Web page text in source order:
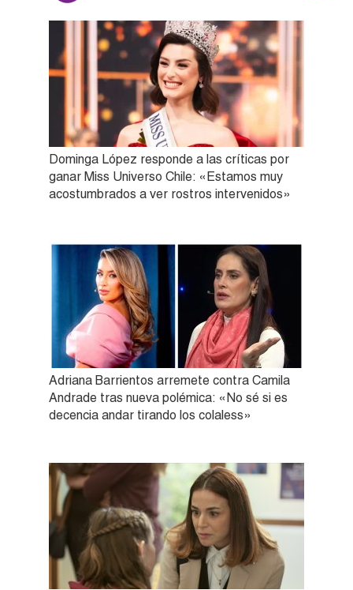
Dominga López responde a las críticas por
ganar Miss Universo Chile: «Estamos muy
acostumbrados a ver rostros intervenidos»
Adriana Barrientos arremete contra Camila
Andrade tras nueva polémica: «No sé si es
decencia andar tirando los colaless»